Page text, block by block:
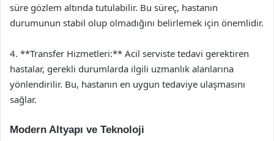
süre gözlem altında tutulabilir. Bu süreç, hastanın
durumunun stabil olup olmadığını belirlemek için önemlidir.
4. **Transfer Hizmetleri:** Acil serviste tedavi gerektiren
hastalar, gerekli durumlarda ilgili uzmanlık alanlarına
yönlendirilir. Bu, hastanın en uygun tedaviye ulaşmasını
sağlar.
Modern Altyapı ve Teknoloji